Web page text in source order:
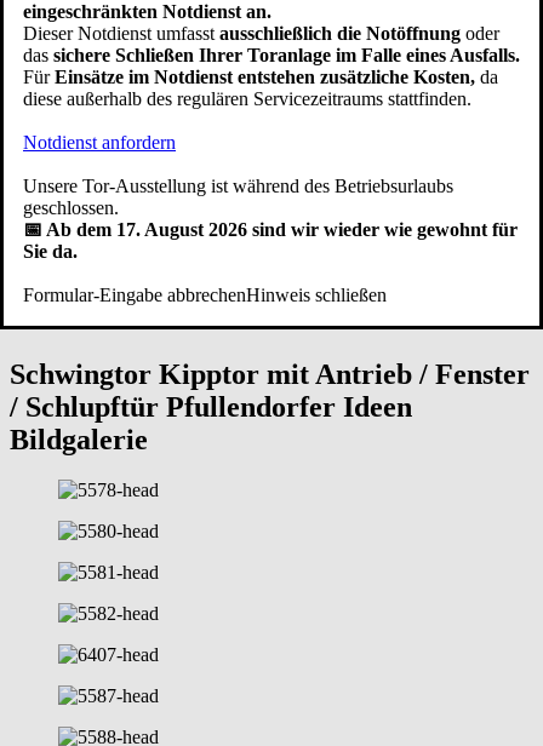
Verarbeitung
Bei Pfullendorfer Tor-Systeme® entstehen dieGaragen
Schwingtore seit 1949in Handarbeit durch erfahrene Schlosser und
Unsere eigene Produktion ist nach den Normen
umweltzertifiziert. Unsere Handwerker fertigen Kipptore mit
Herzblut. Egal für welches Design Sie sich entscheiden, die Qualität
der hochwertigen Verarbeitung stimmt bei einerSchwingtor Garage
aus Pfullendorf ebenso wie der Service. Zu unserem Service gehört,
auch viele Jahre nach demSchwingtor Einbaunoch bei uns
bestellen können.
Schwingtor Kipptor mit Antrieb / Fenster
/ Schlupftür Pfullendorfer Ideen
Bildgalerie
eingeschränkten Notdienst an.
Dieser Notdienst umfasstausschließlich die Notöffnung oder
das sichere Schließen Ihrer Toranlage im Falle eines Ausfalls.
FürEinsätze im Notdienst entstehen zusätzliche Kosten, da
diese außerhalb des regulären Servicezeitraums stattfinden.
Notdienst anfordern
Unsere Tor-Ausstellung ist während des Betriebsurlaubs
geschlossen.
📅 Ab dem 17. August 2026 sind wir wieder wie gewohnt für
Sie da.
Formular-Eingabe abbrechenHinweis schließen